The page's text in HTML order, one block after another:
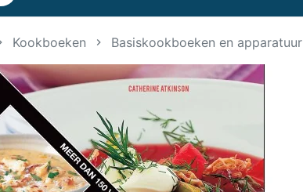
Kookboeken Basiskookboeken en apparatuur